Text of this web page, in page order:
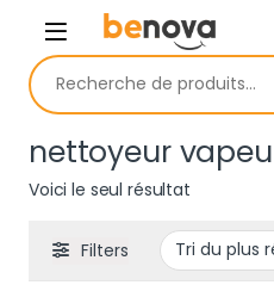
Skip to navigation
Skip to content
Recherche pour :
nettoyeur
Voici le seul résultat
Filters